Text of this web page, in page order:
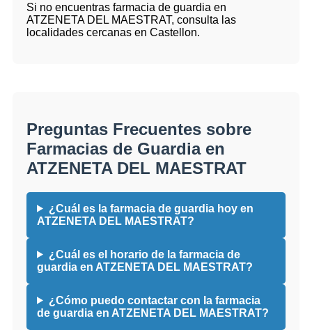
Si no encuentras farmacia de guardia en
ATZENETA DEL MAESTRAT, consulta las
localidades cercanas en Castellon.
Preguntas Frecuentes sobre
Farmacias de Guardia en
ATZENETA DEL MAESTRAT
¿Cuál es la farmacia de guardia hoy en
ATZENETA DEL MAESTRAT?
¿Cuál es el horario de la farmacia de
guardia en ATZENETA DEL MAESTRAT?
¿Cómo puedo contactar con la farmacia
de guardia en ATZENETA DEL MAESTRAT?